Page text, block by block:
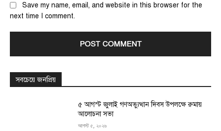
Save my name, email, and website in this browser for the
next time I comment.
সবচেয়ে জনপ্রিয়
৫ আগস্ট জুলাই গণঅভ্যুত্থান দিবস উপলক্ষে রুমায়
আলোচনা সভা
আগস্ট ৫, ২০২৬